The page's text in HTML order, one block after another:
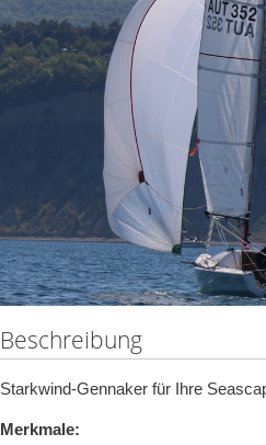
Beschreibung
Starkwind-Gennaker für Ihre
Merkmale: